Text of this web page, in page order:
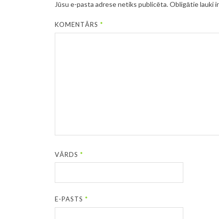
Jūsu e-pasta adrese netiks publicēta.Obligātie lauki
KOMENTĀRS*
VĀRDS*
E-PASTS*